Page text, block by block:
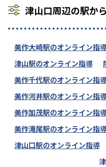
津山口周辺の駅か
美作大崎駅のオンライン指
津山駅のオンライン指導
美作千代駅のオンライン指
美作河井駅のオンライン指
美作加茂駅のオンライン指
美作滝尾駅のオンライン指
津山口駅のオンライン指導